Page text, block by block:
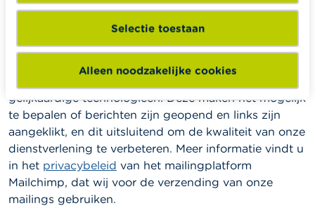
Selectie toestaan
Alleen noodzakelijke cookies
dit cookiebeleid.
In onze nieuwsbrieven
Onze mailings (zoals de nieuwsbrief waarop u zich
kunt inschrijven op onze website) bevatten pixels of
gelijkaardige technologieën. Deze maken het mogelijk
te bepalen of berichten zijn geopend en links zijn
aangeklikt, en dit uitsluitend om de kwaliteit van onze
dienstverlening te verbeteren. Meer informatie vindt u
in het privacybeleid van het mailingplatform
Mailchimp, dat wij voor de verzending van onze
mailings gebruiken.